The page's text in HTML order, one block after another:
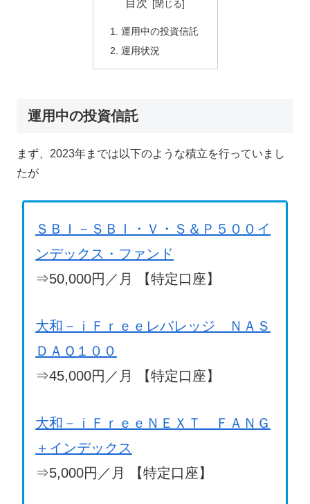
目次
運用中の投資信託
運用状況
運用中の投資信託
まず、2023年までは以下のような積立を行っていまし
たが
ＳＢＩ－ＳＢＩ・Ｖ・Ｓ＆Ｐ５００イ
ンデックス・ファンド
⇒50,000円／月 【特定口座】
大和－ｉＦｒｅｅレバレッジ ＮＡＳ
ＤＡＱ１００
⇒45,000円／月 【特定口座】
大和－ｉＦｒｅｅＮＥＸＴ ＦＡＮＧ
＋インデックス
⇒5,000円／月 【特定口座】